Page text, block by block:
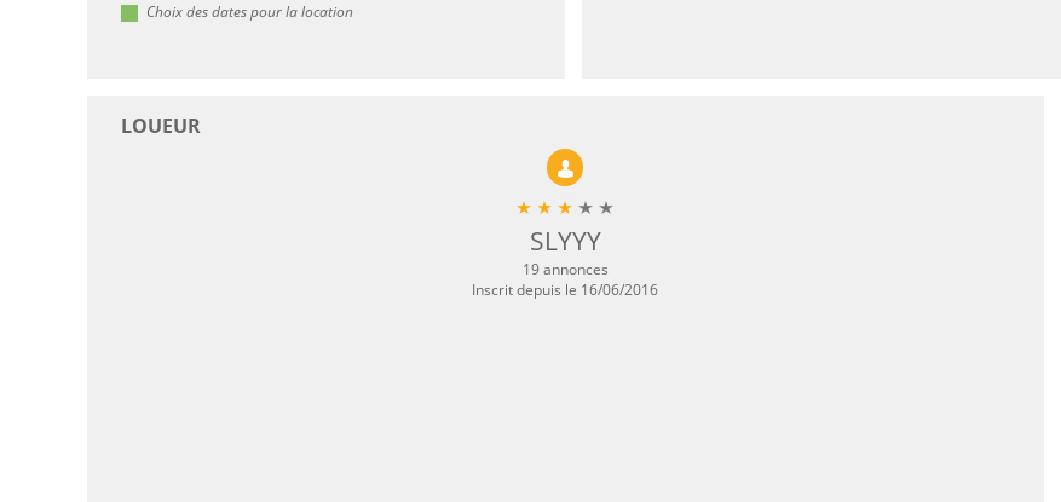
Choix des dates pour la location
LOUEUR
SLYYY
19 annonces
Inscrit depuis le 16/06/2016